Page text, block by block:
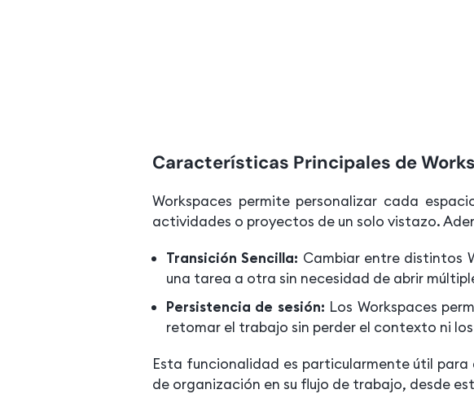
Características Principales de
Workspaces permite personalizar cada
actividades o proyectos de un solo vistazo.
Transición Sencilla: Cambiar entre distintos
una tarea a otra sin necesidad de abrir
Persistencia de sesión: Los Workspaces
retomar el trabajo sin perder el contexto ni los
Esta funcionalidad es particularmente útil
de organización en su flujo de trabajo, desde